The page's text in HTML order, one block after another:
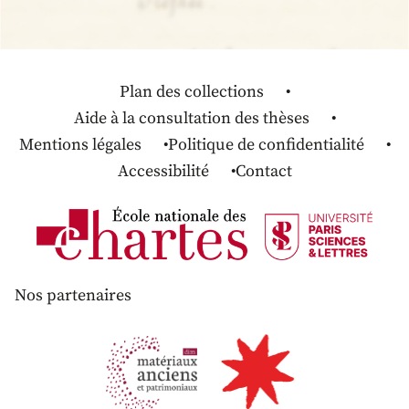
Plan des collections
Aide à la consultation des thèses
Mentions légales
Politique de confidentialité
Accessibilité
Contact
Nos partenaires